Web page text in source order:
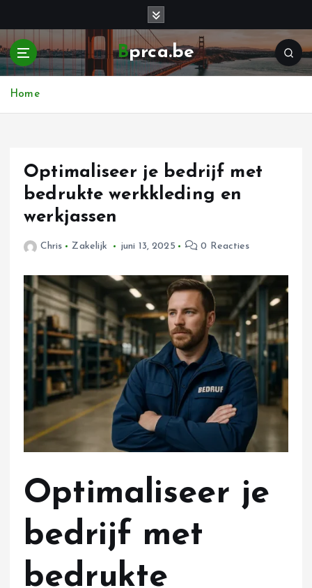
a
a
Bprca.be
Home
Optimaliseer je bedrijf met
bedrukte werkkleding en
werkjassen
Chris Zakelijk juni 13, 2025 0 Reacties
Optimaliseer je
bedrijf met
bedrukte